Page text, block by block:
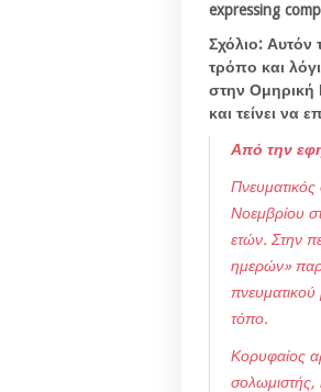
expressing
Σχόλιο: Αυτόν
τρόπο και
στην Ομηρική
και τείνει να
Από την
Νοεμβρίου
ετών. Στην
ημερών»
τόπο.
Κορυφαίος
σολωμιστής,